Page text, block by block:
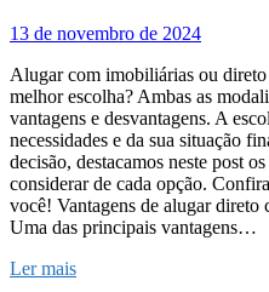
13 de novembro de 2024
Alugar com imobiliárias ou
melhor escolha? Ambas as
vantagens e desvantagens. A
necessidades e da sua situação
decisão, destacamos neste post
considerar de cada opção.
você! Vantagens de alugar
Uma das principais vantagens…
Ler mais